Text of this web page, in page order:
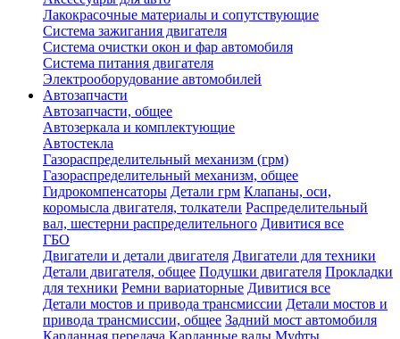
Лакокрасочные материалы и сопутствующие
Система зажигания двигателя
Система очистки окон и фар автомобиля
Система питания двигателя
Электрооборудование автомобилей
Автозапчасти
Автозапчасти, общее
Автозеркала и комплектующие
Автостекла
Газораспределительный механизм (грм)
Газораспределительный механизм, общее
Гидрокомпенсаторы Детали грм Клапаны, оси,
коромысла двигателя, толкатели Распределительный
вал, шестерни распределительного Дивитися все
ГБО
Двигатели и детали двигателя Двигатели для техники
Детали двигателя, общее Подушки двигателя Прокладки
для техники Ремни вариаторные Дивитися все
Детали мостов и привода трансмиссии Детали мостов и
привода трансмиссии, общее Задний мост автомобиля
Карданная передача Карданные валы Муфты